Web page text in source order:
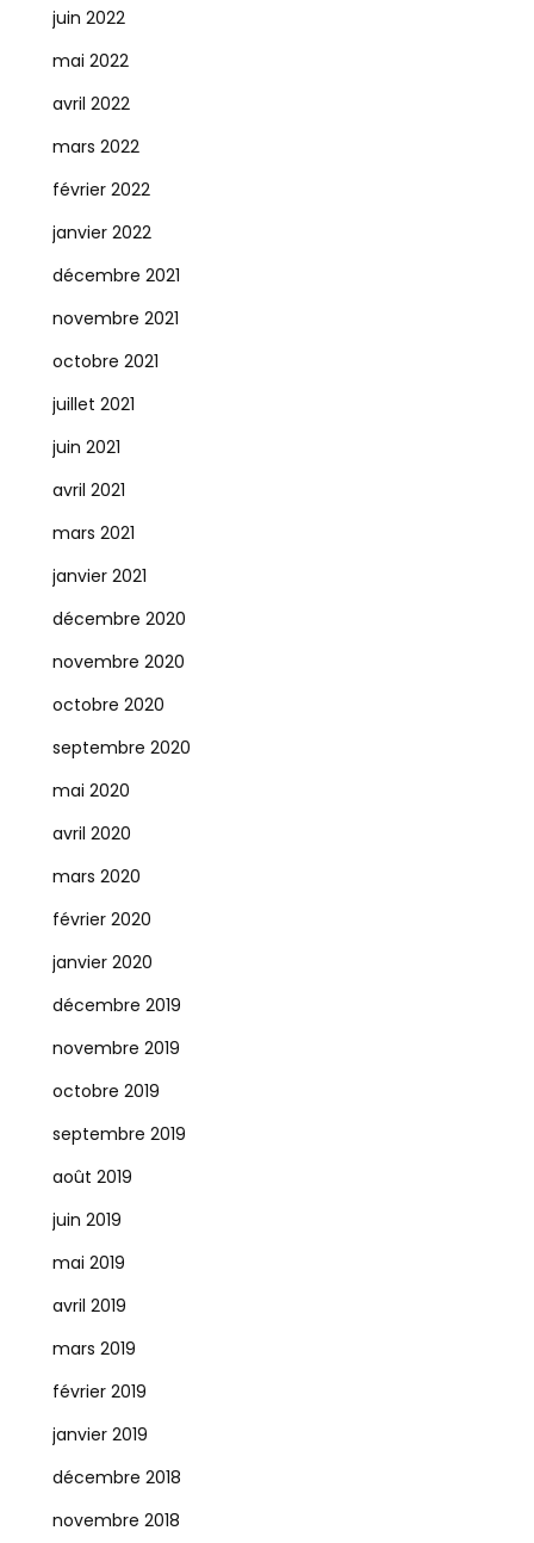
juin 2022
mai 2022
avril 2022
mars 2022
février 2022
janvier 2022
décembre 2021
novembre 2021
octobre 2021
juillet 2021
juin 2021
avril 2021
mars 2021
janvier 2021
décembre 2020
novembre 2020
octobre 2020
septembre 2020
mai 2020
avril 2020
mars 2020
février 2020
janvier 2020
décembre 2019
novembre 2019
octobre 2019
septembre 2019
août 2019
juin 2019
mai 2019
avril 2019
mars 2019
février 2019
janvier 2019
décembre 2018
novembre 2018